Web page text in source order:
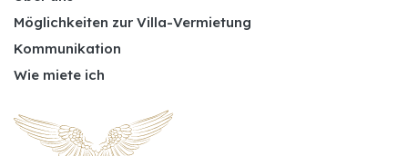
Möglichkeiten zur Villa-Vermietung
Kommunikation
Wie miete ich